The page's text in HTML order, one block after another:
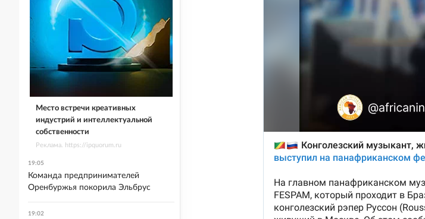
Место встречи креативных
индустрий и интеллектуальной
собственности
Реклама. https://ipquorum.ru
19:05
Команда предпринимателей
Оренбуржья покорила Эльбрус
19:02